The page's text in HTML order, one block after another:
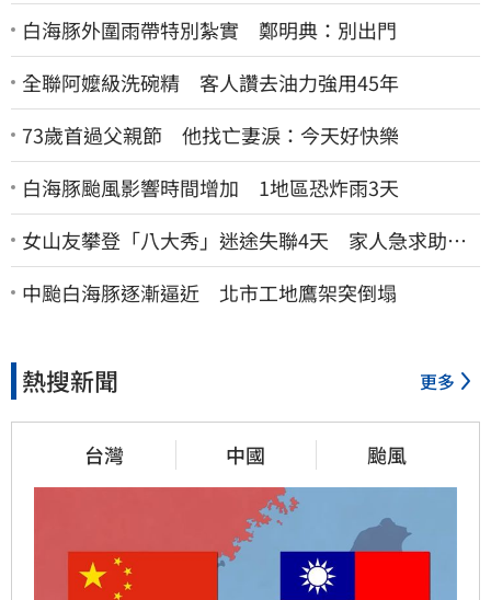
白海豚外圍雨帶特別紮實 鄭明典：別出門
全聯阿嬤級洗碗精 客人讚去油力強用45年
73歲首過父親節 他找亡妻淚：今天好快樂
白海豚颱風影響時間增加 1地區恐炸雨3天
女山友攀登「八大秀」迷途失聯4天 家人急求助：
剩我媽還沒找到
中颱白海豚逐漸逼近 北市工地鷹架突倒塌
熱搜新聞 更多
台灣 中國 颱風